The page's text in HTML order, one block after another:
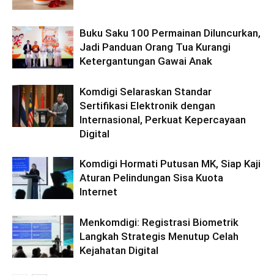
Buku Saku 100 Permainan Diluncurkan,
Jadi Panduan Orang Tua Kurangi
Ketergantungan Gawai Anak
Komdigi Selaraskan Standar
Sertifikasi Elektronik dengan
Internasional, Perkuat Kepercayaan
Digital
Komdigi Hormati Putusan MK, Siap Kaji
Aturan Pelindungan Sisa Kuota
Internet
Menkomdigi: Registrasi Biometrik
Langkah Strategis Menutup Celah
Kejahatan Digital